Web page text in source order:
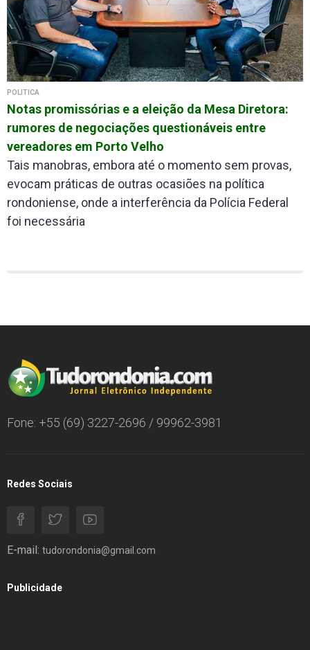
POLÍTICA
Notas promissórias e a eleição da Mesa Diretora:
rumores de negociações questionáveis entre
vereadores em Porto Velho
Tais manobras, embora até o momento sem provas,
evocam práticas de outras ocasiões na política
rondoniense, onde a interferência da Polícia Federal
foi necessária
Fone: +55 (69) 3227-2696 / 99962-3981
Redes Sociais
E-mail: tudorondonia@gmail.com
Publicidade